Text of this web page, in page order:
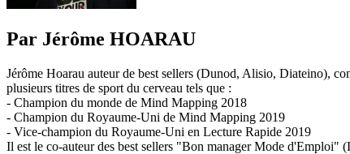
Par Jérôme HOARAU
Jérôme Hoarau auteur de best sellers (Dunod, Alisio, Diateino),
plusieurs titres de sport du cerveau tels que :
- Champion du monde de Mind Mapping 2018
- Champion du Royaume-Uni de Mind Mapping 2019
- Vice-champion du Royaume-Uni en Lecture Rapide 2019
Il est le co-auteur des best sellers "Bon manager Mode